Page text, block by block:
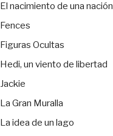
El nacimiento de una nación
Fences
Figuras Ocultas
Hedi, un viento de libertad
Jackie
La Gran Muralla
La idea de un lago